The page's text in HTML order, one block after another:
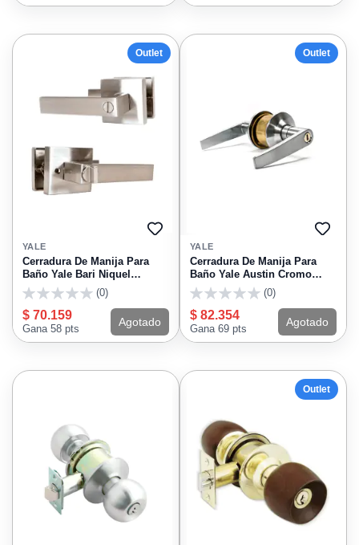
Outlet
AGREGAR
FAVORITOS
YALE
Cerradura De Manija Para
Baño Yale Bari Niquel
Satinado 9054
(0)
$ 70.159
Gana 58 pts
Agotado
Outlet
YALE
Cerradura De Manija Para
Baño Yale Austin Cromo
Satinado 6478
(0)
$ 82.354
Gana 69 pts
Agotado
Outlet